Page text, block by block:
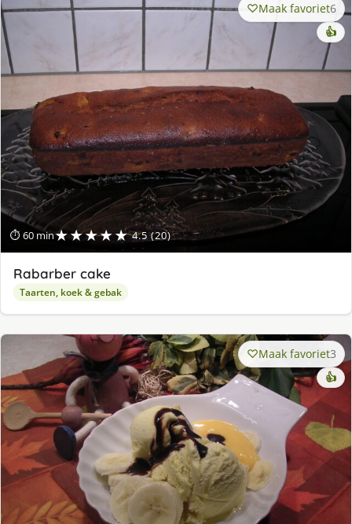
⏱ 60 min★★★★★ 4.5 (20)
Maak favoriet6
👍
Rabarber cake
Taarten, koek & gebak
Maak favoriet3
👍